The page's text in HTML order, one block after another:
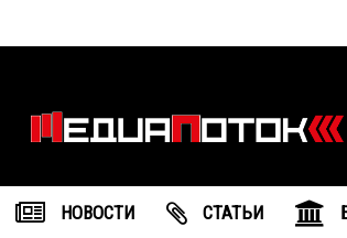
агентство
"МедиаПоток"
НОВОСТИ CТАТЬИ